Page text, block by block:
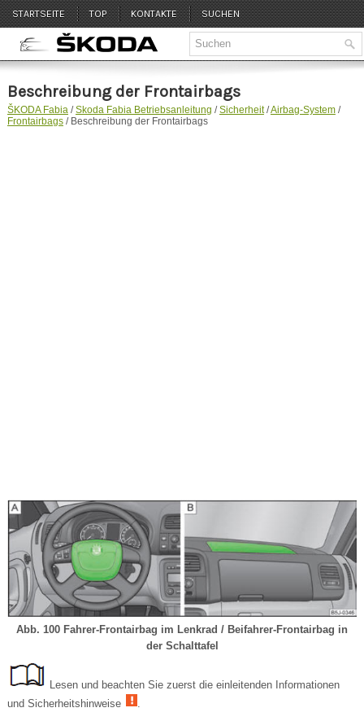
STARTSEITE TOP KONTAKTE SUCHEN
Beschreibung der Frontairbags
ŠKODA Fabia/Skoda Fabia Betriebsanleitung /Sicherheit/Airbag-System/
Frontairbags/ Beschreibung der Frontairbags
Abb. 100 Fahrer-Frontairbag im Lenkrad / Beifahrer-Frontairbag in
der Schalttafel
Lesen und beachten Sie zuerst die einleitenden Informationen
und Sicherheitshinweise
.